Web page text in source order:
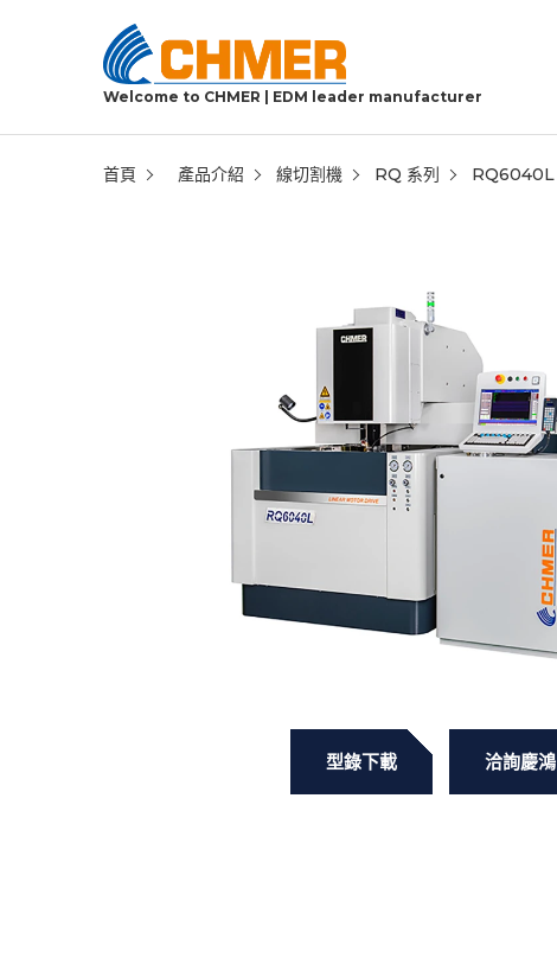
Welcome to CHMER | EDM leader manufacturer
首頁 產品介紹 線切割機 RQ 系列 RQ6040L
型錄下載 洽詢慶鴻